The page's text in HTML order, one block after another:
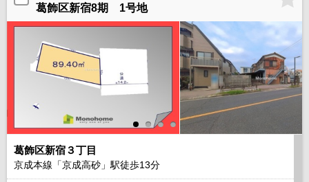
葛飾区新宿8期 1号地
葛飾区新宿３丁目
京成本線「京成高砂」駅徒歩13分